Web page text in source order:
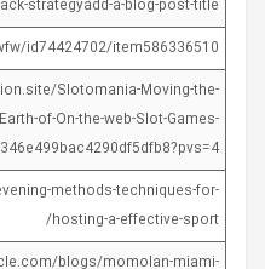
strategyadd-a-blog-post-title
id74424702/item586336510
Slotomania-Moving-the-
Earth-of-On-the-web-Slot-Games-
methods-techniques-for-
hosting-a-effective-sport/
blogs/momolan-miami-